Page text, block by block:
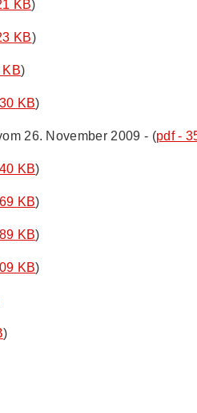
KB)
KB)
KB)
KB)
26. November 2009 - (pdf -
KB)
KB)
KB)
KB)
)